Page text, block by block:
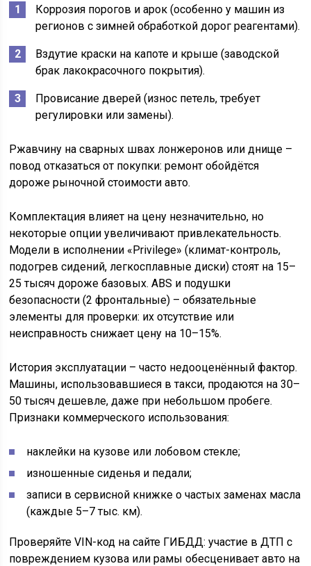
Коррозия порогов и арок (особенно у машин из
регионов с зимней обработкой дорог реагентами).
Вздутие краски на капоте и крыше (заводской
брак лакокрасочного покрытия).
Провисание дверей (износ петель, требует
регулировки или замены).
Ржавчину на сварных швах лонжеронов или днище –
повод отказаться от покупки: ремонт обойдётся
дороже рыночной стоимости авто.
Комплектация влияет на цену незначительно, но
некоторые опции увеличивают привлекательность.
Модели в исполнении «Privilege» (климат-контроль,
подогрев сидений, легкосплавные диски) стоят на 15–
25 тысяч дороже базовых. ABS и подушки
безопасности (2 фронтальные) – обязательные
элементы для проверки: их отсутствие или
неисправность снижает цену на 10–15%.
История эксплуатации – часто недооценённый фактор.
Машины, использовавшиеся в такси, продаются на 30–
50 тысяч дешевле, даже при небольшом пробеге.
Признаки коммерческого использования:
наклейки на кузове или лобовом стекле;
изношенные сиденья и педали;
записи в сервисной книжке о частых заменах масла
(каждые 5–7 тыс. км).
Проверяйте VIN-код на сайте ГИБДД: участие в ДТП с
повреждением кузова или рамы обесценивает авто на